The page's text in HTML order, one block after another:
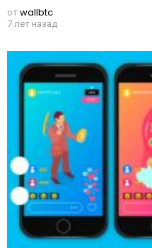
отwallbtc
7 лет назад